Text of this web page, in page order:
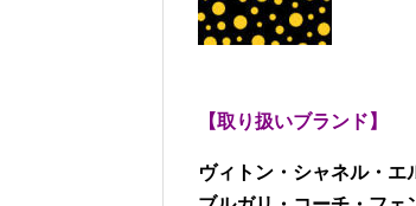
【取り扱いブランド】
ヴィトン・シャネル・エ